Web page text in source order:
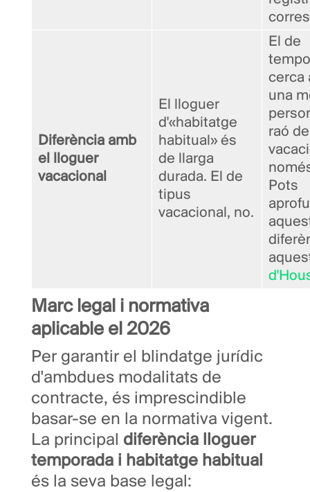
Diferència amb
el lloguer
vacacional
El lloguer
d'«habitatge
habitual» és
de llarga
durada. El de
tipus
vacacional, no.
El de
cerca
una
raó
Pots
Marc legal i normativa
aplicable el 2026
Per garantir el blindatge jurídic
d'ambdues modalitats de
contracte, és imprescindible
basar-se en la normativa vigent.
La principal diferència lloguer
temporada i habitatge habitual
és la seva base legal: